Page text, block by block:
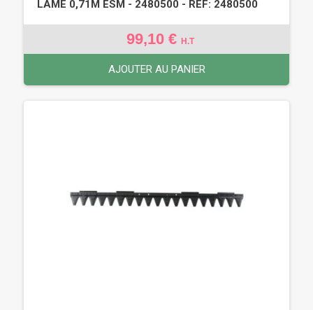
LAME 0,71M ESM - 2480500 - REF: 2480500
99,10 € H.T
AJOUTER AU PANIER